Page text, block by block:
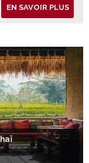
EN SAVOIR PLUS